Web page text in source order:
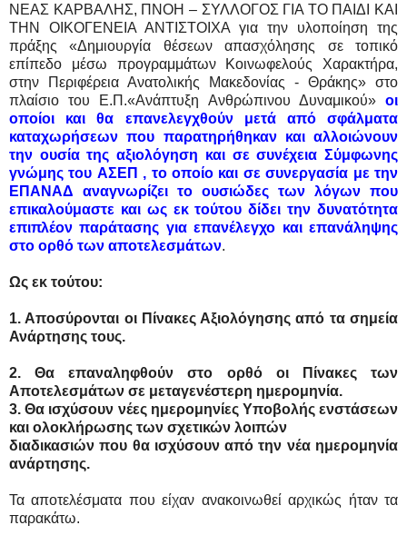
ΝΕΑΣ ΚΑΡΒΑΛΗΣ, ΠΝΟΗ – ΣΥΛΛΟΓΟΣ ΓΙΑ ΤΟ ΠΑΙΔΙ ΚΑΙ
ΤΗΝ ΟΙΚΟΓΕΝΕΙΑ ΑΝΤΙΣΤΟΙΧΑ για την υλοποίηση της
πράξης «Δημιουργία θέσεων απασχόλησης σε τοπικό
επίπεδο μέσω προγραμμάτων Κοινωφελούς Χαρακτήρα,
στην Περιφέρεια Ανατολικής Μακεδονίας - Θράκης» στο
πλαίσιο του Ε.Π.«Ανάπτυξη Ανθρώπινου Δυναμικού» οι
οποίοι και θα επανελεγχθούν μετά από σφάλματα
καταχωρήσεων που παρατηρήθηκαν και αλλοιώνουν
την ουσία της αξιολόγηση και σε συνέχεια Σύμφωνης
γνώμης του ΑΣΕΠ , το οποίο και σε συνεργασία με την
ΕΠΑΝΑΔ αναγνωρίζει το ουσιώδες των λόγων που
επικαλούμαστε και ως εκ τούτου δίδει την δυνατότητα
επιπλέον παράτασης για επανέλεγχο και επανάληψης
στο ορθό των αποτελεσμάτων.
Ως εκ τούτου:
1. Αποσύρονται οι Πίνακες Αξιολόγησης από τα σημεία
Ανάρτησης τους.
2. Θα επαναληφθούν στο ορθό οι Πίνακες των
Αποτελεσμάτων σε μεταγενέστερη ημερομηνία.
3. Θα ισχύσουν νέες ημερομηνίες Υποβολής ενστάσεων
και ολοκλήρωσης των σχετικών λοιπών
διαδικασιών που θα ισχύσουν από την νέα ημερομηνία
ανάρτησης.
Τα αποτελέσματα που είχαν ανακοινωθεί αρχικώς ήταν τα
παρακάτω.